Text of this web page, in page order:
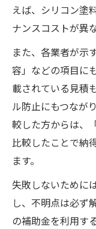
えば、シリコン塗
ナンスコストが異
また、各業者が示
容」などの項目に
載されている見積
ル防止にもつなが
較した方からは、
比較したことで納
ます。
失敗しないために
し、不明点は必ず
の補助金を利用す